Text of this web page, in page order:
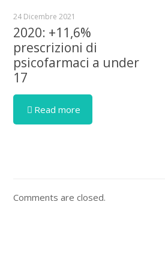
24 Dicembre 2021
2020: +11,6%
prescrizioni di
psicofarmaci a under
17
Read more
Comments are closed.